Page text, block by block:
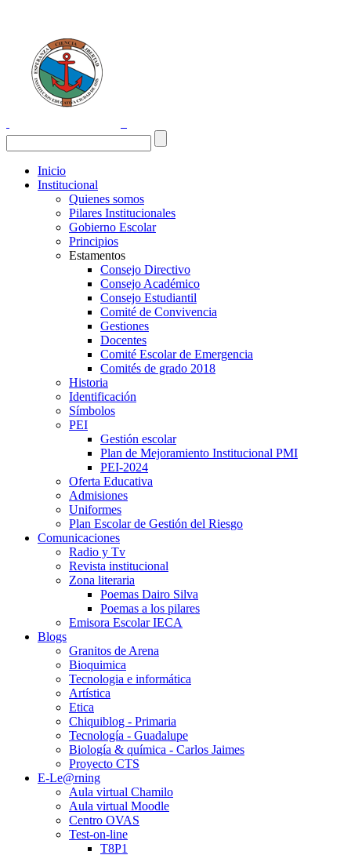
Inicio
Institucional
Quienes somos
Pilares Institucionales
Gobierno Escolar
Principios
Estamentos
Consejo Directivo
Consejo Académico
Consejo Estudiantil
Comité de Convivencia
Gestiones
Docentes
Comité Escolar de Emergencia
Comités de grado 2018
Historia
Identificación
Símbolos
PEI
Gestión escolar
Plan de Mejoramiento Institucional PMI
PEI-2024
Oferta Educativa
Admisiones
Uniformes
Plan Escolar de Gestión del Riesgo
Comunicaciones
Radio y Tv
Revista institucional
Zona literaria
Poemas Dairo Silva
Poemas a los pilares
Emisora Escolar IECA
Blogs
Granitos de Arena
Bioquimica
Tecnologia e informática
Artística
Etica
Chiquiblog - Primaria
Tecnología - Guadalupe
Biología & química - Carlos Jaimes
Proyecto CTS
E-Le@rning
Aula virtual Chamilo
Aula virtual Moodle
Centro OVAS
Test-on-line
T8P1